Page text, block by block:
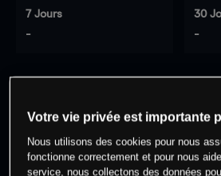
7 Jours
-
30
-
cet actif
Votre vie privée est importante
Nous utilisons des cookies pour nous
fonctionne correctement et pour nous
service, nous collectons des données